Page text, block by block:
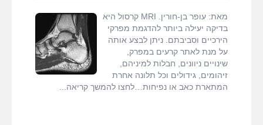
MRI המדריך המלא
דרושים
מה
ניתן
לאבחן
ובאילו
התוויות?
הפורטל
הישראלי,
MRI
קרסול,בדיקות
MRI
מאת: עופר בן-חורין. MRI קרסול היא
בדיקה יעילה ביותר להדגמת מפרקי
הירכיים וסביבתם. ניתן לבצע אותה
על מנת לאתר קרעים במפרק,
שינויים ניוונים, חבלות למיניהם,
זיהומים, גידולים וכל תלונה אחרת
המתארת כאב או נפיחות…לחצו להמשך קריאה